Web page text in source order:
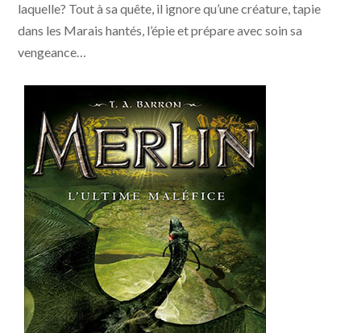
laquelle? Tout à sa quête, il ignore qu’une créature, tapie
dans les Marais hantés, l’épie et prépare avec soin sa
vengeance…